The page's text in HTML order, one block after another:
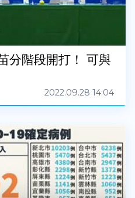
分階段開打！ 可與
2022.09.28 14:04